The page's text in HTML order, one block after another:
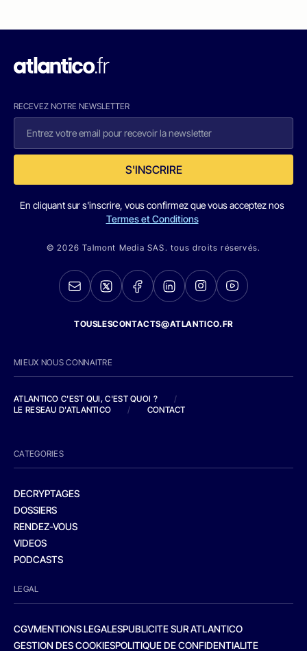
RECEVEZ NOTRE NEWSLETTER
S'INSCRIRE
En cliquant sur s'inscrire, vous confirmez que vous acceptez nos
Termes et Conditions
© 2026 Talmont Media SAS. tous droits réservés.
TOUSLESCONTACTS@ATLANTICO.FR
MIEUX NOUS CONNAITRE
ATLANTICO C'EST QUI, C'EST QUOI ?
/
LE RESEAU D'ATLANTICO
/ CONTACT
CATEGORIES
DECRYPTAGES
DOSSIERS
RENDEZ-VOUS
VIDEOS
PODCASTS
LEGAL
CGVMENTIONS LEGALESPUBLICITE SUR ATLANTICO
GESTION DES COOKIESPOLITIQUE DE CONFIDENTIALITE